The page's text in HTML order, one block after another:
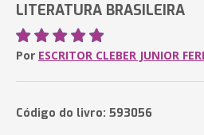
LITERATURA BRASILEIRA
Por ESCRITOR CLEBER JUNIOR
Código do livro: 593056